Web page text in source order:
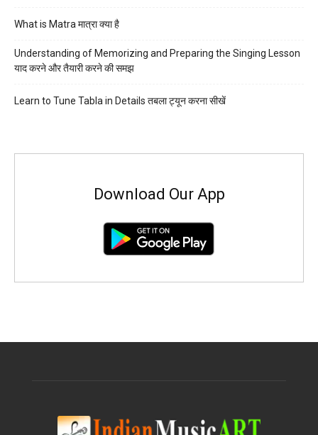
What is Matra मात्रा क्या है
Understanding of Memorizing and Preparing the Singing Lesson
याद करने और तैयारी करने की समझ
Learn to Tune Tabla in Details तबला ट्यून करना सीखें
Download Our App